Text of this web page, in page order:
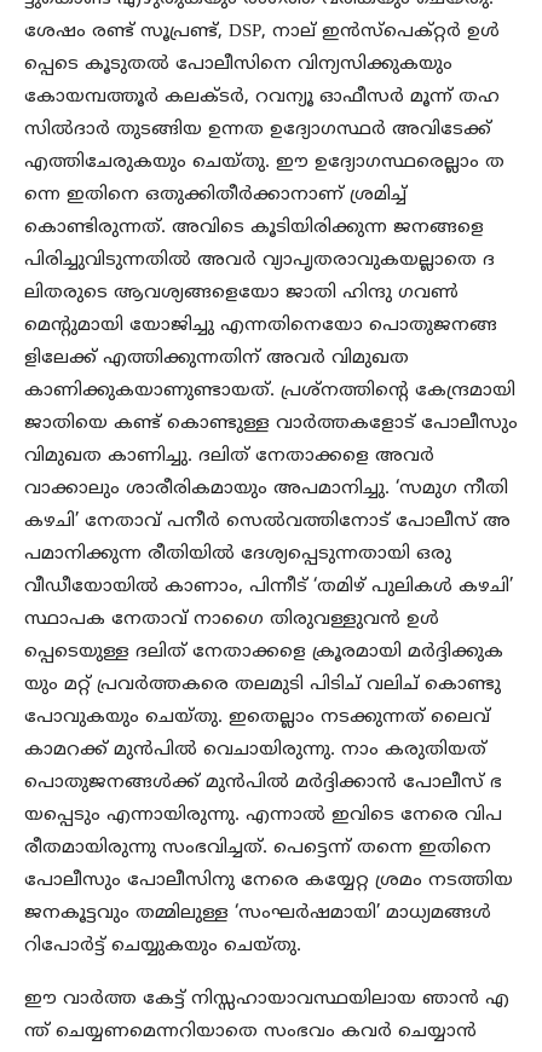
ശേഷം രണ്ട് സൂപ്രണ്ട്, DSP, നാല് ഇൻസ്പെക്റ്റർ ഉൾ
പ്പെടെ കൂടുതൽ പോലീസിനെ വിന്യസിക്കുകയും
കോയമ്പത്തൂർ കലക്ടർ, റവന്യൂ ഓഫീസർ മൂന്ന് തഹ
സിൽദാർ തുടങ്ങിയ ഉന്നത ഉദ്യോഗസ്ഥർ അവിടേക്ക്
എത്തിചേരുകയും ചെയ്തു. ഈ ഉദ്യോഗസ്ഥരെല്ലാം ത
ന്നെ ഇതിനെ ഒതുക്കിതീർക്കാനാണ് ശ്രമിച്ച്
കൊണ്ടിരുന്നത്. അവിടെ കൂടിയിരിക്കുന്ന ജനങ്ങളെ
പിരിച്ചുവിടുന്നതിൽ അവർ വ്യാപൃതരാവുകയല്ലാതെ ദ
ലിതരുടെ ആവശ്യങ്ങളെയോ ജാതി ഹിന്ദു ഗവൺ
മെന്റുമായി യോജിച്ചു എന്നതിനെയോ പൊതുജനങ്ങ
ളിലേക്ക് എത്തിക്കുന്നതിന് അവർ വിമുഖത
കാണിക്കുകയാണുണ്ടായത്. പ്രശ്നത്തിന്റെ കേന്ദ്രമായി
ജാതിയെ കണ്ട് കൊണ്ടുള്ള വാർത്തകളോട് പോലീസും
വിമുഖത കാണിച്ചു. ദലിത് നേതാക്കളെ അവർ
വാക്കാലും ശാരീരികമായും അപമാനിച്ചു. ‘സമുഗ നീതി
കഴചി’ നേതാവ് പനീർ സെൽവത്തിനോട് പോലീസ് അ
പമാനിക്കുന്ന രീതിയിൽ ദേശ്യപ്പെടുന്നതായി ഒരു
വീഡീയോയിൽ കാണാം, പിന്നീട് ‘തമിഴ് പുലികൾ കഴചി’
സ്ഥാപക നേതാവ് നാഗൈ തിരുവള്ളുവൻ ഉൾ
പ്പെടെയുള്ള ദലിത് നേതാക്കളെ ക്രൂരമായി മർദ്ദിക്കുക
യും മറ്റ് പ്രവർത്തകരെ തലമുടി പിടിച് വലിച് കൊണ്ടു
പോവുകയും ചെയ്തു. ഇതെല്ലാം നടക്കുന്നത് ലൈവ്
കാമറക്ക് മുൻപിൽ വെചായിരുന്നു. നാം കരുതിയത്
പൊതുജനങ്ങൾക്ക് മുൻപിൽ മർദ്ദിക്കാൻ പോലീസ് ഭ
യപ്പെടും എന്നായിരുന്നു. എന്നാൽ ഇവിടെ നേരെ വിപ
രീതമായിരുന്നു സംഭവിച്ചത്. പെട്ടെന്ന് തന്നെ ഇതിനെ
പോലീസും പോലീസിനു നേരെ കയ്യേറ്റ ശ്രമം നടത്തിയ
ജനകൂട്ടവും തമ്മിലുള്ള ‘സംഘർഷമായി’ മാധ്യമങ്ങൾ
റിപോർട്ട് ചെയ്യുകയും ചെയ്തു.
ഈ വാർത്ത കേട്ട് നിസ്സഹായാവസ്ഥയിലായ ഞാൻ എ
ന്ത് ചെയ്യണമെന്നറിയാതെ സംഭവം കവർ ചെയ്യാൻ